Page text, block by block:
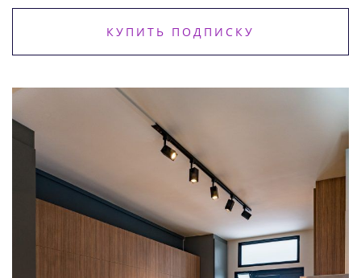
КУПИТЬ ПОДПИСКУ